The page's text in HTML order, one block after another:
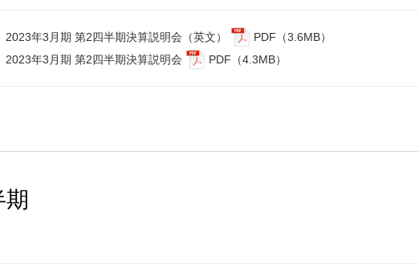
2023年3月期 第2四半期決算説明会（英文）
PDF（3.6MB）
2023年3月期 第2四半期決算説明会
PDF（4.3MB）